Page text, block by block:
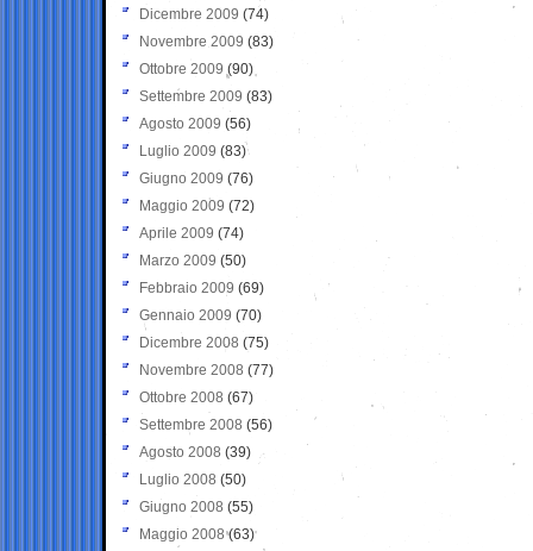
Dicembre 2009 (74)
Novembre 2009 (83)
Ottobre 2009 (90)
Settembre 2009 (83)
Agosto 2009 (56)
Luglio 2009 (83)
Giugno 2009 (76)
Maggio 2009 (72)
Aprile 2009 (74)
Marzo 2009 (50)
Febbraio 2009 (69)
Gennaio 2009 (70)
Dicembre 2008 (75)
Novembre 2008 (77)
Ottobre 2008 (67)
Settembre 2008 (56)
Agosto 2008 (39)
Luglio 2008 (50)
Giugno 2008 (55)
Maggio 2008(63)